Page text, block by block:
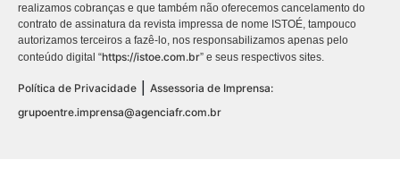
realizamos cobranças e que também não oferecemos cancelamento do
contrato de assinatura da revista impressa de nome ISTOÉ, tampouco
autorizamos terceiros a fazê-lo, nos responsabilizamos apenas pelo
conteúdo digital “https://istoe.com.br” e seus respectivos sites.
Política de Privacidade
Assessoria de Imprensa:
grupoentre.imprensa@agenciafr.com.br